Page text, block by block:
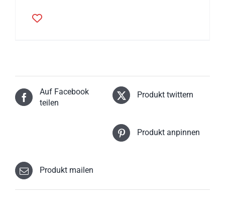
Produkt
auf
der
Auf Facebook
teilen
Produkt twittern
Produkt anpinnen
Produkt mailen